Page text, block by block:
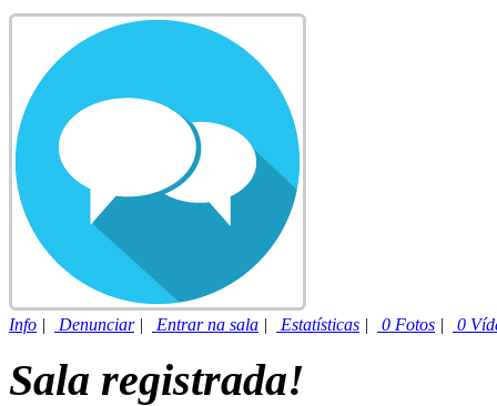
Info | Denunciar| Entrar na sala | Estatísticas | 0 Fotos | 0
Sala registrada!